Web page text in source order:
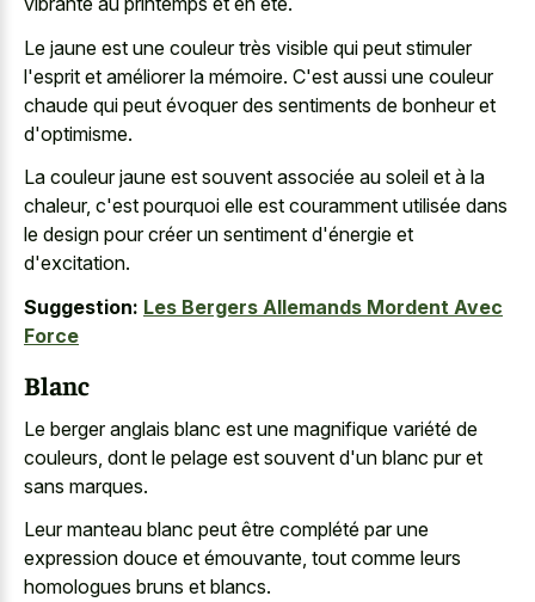
Le jaune est une couleur très visible qui peut stimuler
l'esprit et améliorer la mémoire. C'est aussi une couleur
chaude qui peut évoquer des sentiments de bonheur et
d'optimisme.
La couleur jaune est souvent associée au soleil et à la
chaleur, c'est pourquoi elle est couramment utilisée dans
le design pour créer un sentiment d'énergie et
d'excitation.
Suggestion: Les Bergers Allemands Mordent Avec
Force
Blanc
Le berger anglais blanc est une magnifique variété de
couleurs, dont le pelage est souvent d'un blanc pur et
sans marques.
Leur manteau blanc peut être complété par une
expression douce et émouvante, tout comme leurs
homologues bruns et blancs.